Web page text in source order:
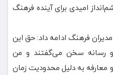
امیدی برای آینده فرهنگ
فرهنگ ادامه داد: حق این
رسانه سخن می‌گفتند و من
معارفه به دلیل محدودیت زمان